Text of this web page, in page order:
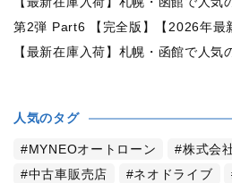
人気のタグ
MYNEOオートローン
株式会
中古車販売店
ネオドライブ